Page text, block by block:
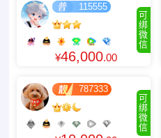
可
绑
微
信
115555
¥46,000.00
可
绑
微
信
787333